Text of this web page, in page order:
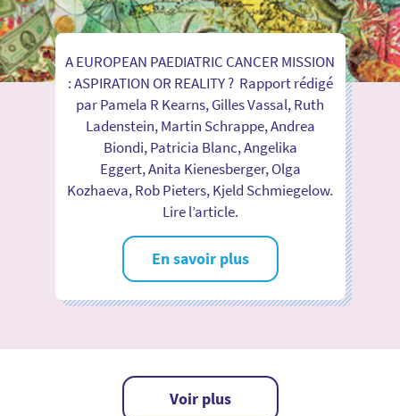
A EUROPEAN PAEDIATRIC CANCER MISSION
: ASPIRATION OR REALITY ? Rapport rédigé
par Pamela R Kearns, Gilles Vassal, Ruth
Ladenstein, Martin Schrappe, Andrea
Biondi, Patricia Blanc, Angelika
Eggert, Anita Kienesberger, Olga
Kozhaeva, Rob Pieters, Kjeld Schmiegelow.
Lire l’article.
En savoir plus
Voir plus